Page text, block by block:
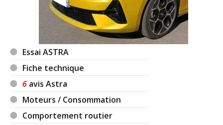
Essai ASTRA
Fiche technique
6 avis Astra
Moteurs / Consommation
Comportement routier